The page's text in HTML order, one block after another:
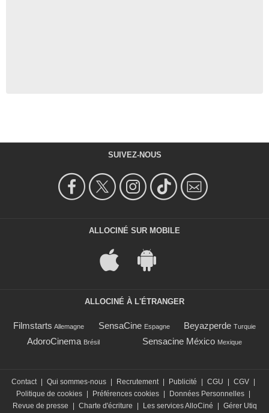
SUIVEZ-NOUS
ALLOCINÉ SUR MOBILE
ALLOCINÉ À L'ÉTRANGER
Filmstarts Allemagne SensaCine Espagne Beyazperde Turquie
AdoroCinema Brésil Sensacine México Mexique
Contact | Qui sommes-nous | Recrutement | Publicité | CGU | CGV |
Politique de cookies | Préférences cookies | Données Personnelles |
Revue de presse
| Charte d'écriture | Les services AlloCiné | Gérer Utiq